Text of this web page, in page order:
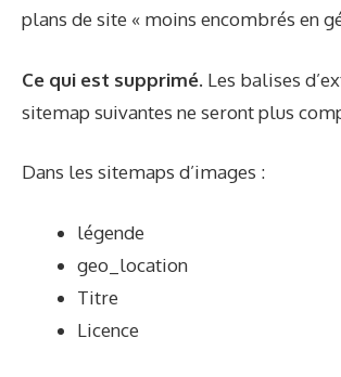
plans de site « moins encombrés en
Ce qui est supprimé. Les balises
sitemap suivantes ne seront plus
Dans les sitemaps d’images :
légende
geo_location
Titre
Licence